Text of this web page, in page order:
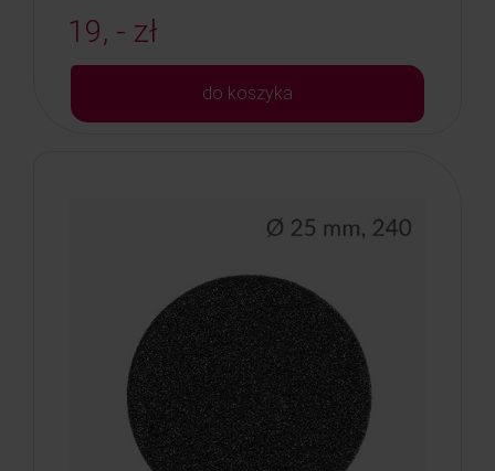
19, - zł
do koszyka